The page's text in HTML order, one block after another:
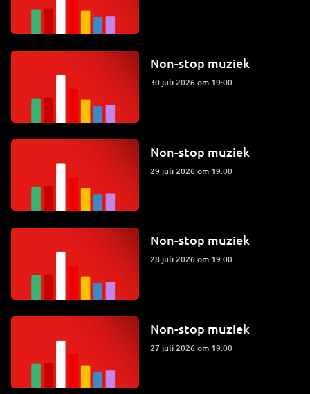
Non-stop muziek
30 juli 2026 om 19:00
Non-stop muziek
29 juli 2026 om 19:00
Non-stop muziek
28 juli 2026 om 19:00
Non-stop muziek
27 juli 2026 om 19:00